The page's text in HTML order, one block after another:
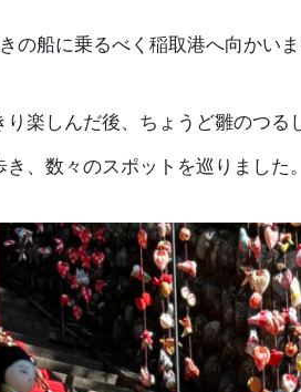
の船に乗るべく稲取港へ向かいま
楽しんだ後、ちょうど雛のつる
、数々のスポットを巡りました。